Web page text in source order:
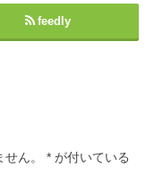
feedly
ん。 * が付いている